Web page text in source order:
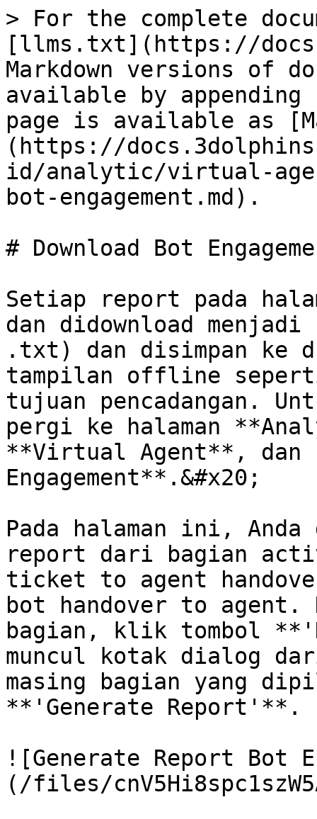
> For the complete
[llms.txt](https://
Markdown versions of
available by
page is available as
(https://
id/analytic/virtual-
bot-engagement.md).
# Download Bot
Setiap report pada
dan didownload
.txt) dan disimpan ke
tampilan offline
tujuan pencadangan.
pergi ke halaman
**Virtual Agent**,
Engagement**.&#x20;
Pada halaman ini, Anda
report dari bagian
ticket to agent
bot handover to
bagian, klik tombol
muncul kotak dialog
masing bagian yang
**'Generate Report'**.
![Generate Report Bot
(/files/